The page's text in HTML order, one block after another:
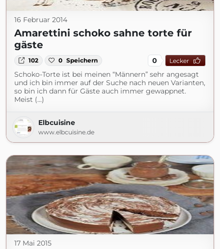
16 Februar 2014
Amarettini schoko sahne torte für
gäste
102 0 Speichern 0 Lecker
Schoko-Torte ist bei meinen “Männern” sehr angesagt
und ich bin immer auf der Suche nach neuen Varianten,
so bin ich dann für Gäste auch immer gewappnet.
Meist (...)
Elbcuisine
www.elbcuisine.de
17 Mai 2015